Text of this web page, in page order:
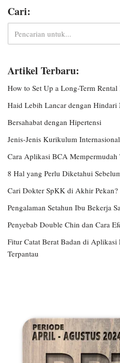
Cari:
Artikel Terbaru:
How to Set Up a Long-Term
Haid Lebih Lancar dengan
Bersahabat dengan Hipertensi
Jenis-Jenis Kurikulum
Cara Aplikasi BCA Mempermudah
8 Hal yang Perlu Diketahui
Cari Dokter SpKK di Akhir Pekan?
Pengalaman Setahun Ibu Bekerja
Penyebab Double Chin dan Cara
Fitur Catat Berat Badan di Aplikasi
Terpantau